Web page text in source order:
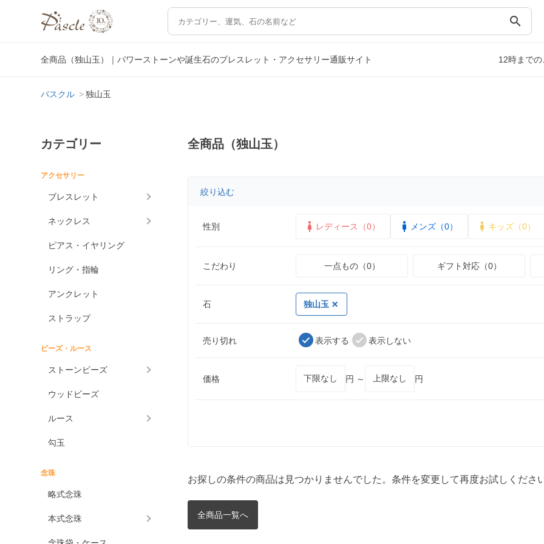
search
全商品（独山玉）｜パワーストーンや誕生石のブレスレット・アクセサリー通販サイト 12時まで
パスクル 独山玉
カテゴリー
アクセサリー
ブレスレット
ネックレス
ピアス・イヤリング
リング・指輪
アンクレット
ストラップ
ビーズ・ルース
ストーンビーズ
ウッドビーズ
ルース
勾玉
念珠
略式念珠
本式念珠
全商品（独山玉）
絞り込む
性別 レディース（0） メンズ（0） キッズ（0）
こだわり 一点もの（0） ギフト対応（0）
石 独山玉
売り切れ 表示する 表示しない
価格 円 ～ 円
お探しの条件の商品は見つかりませんでした。条件を変更して再度お試しください
全商品一覧へ